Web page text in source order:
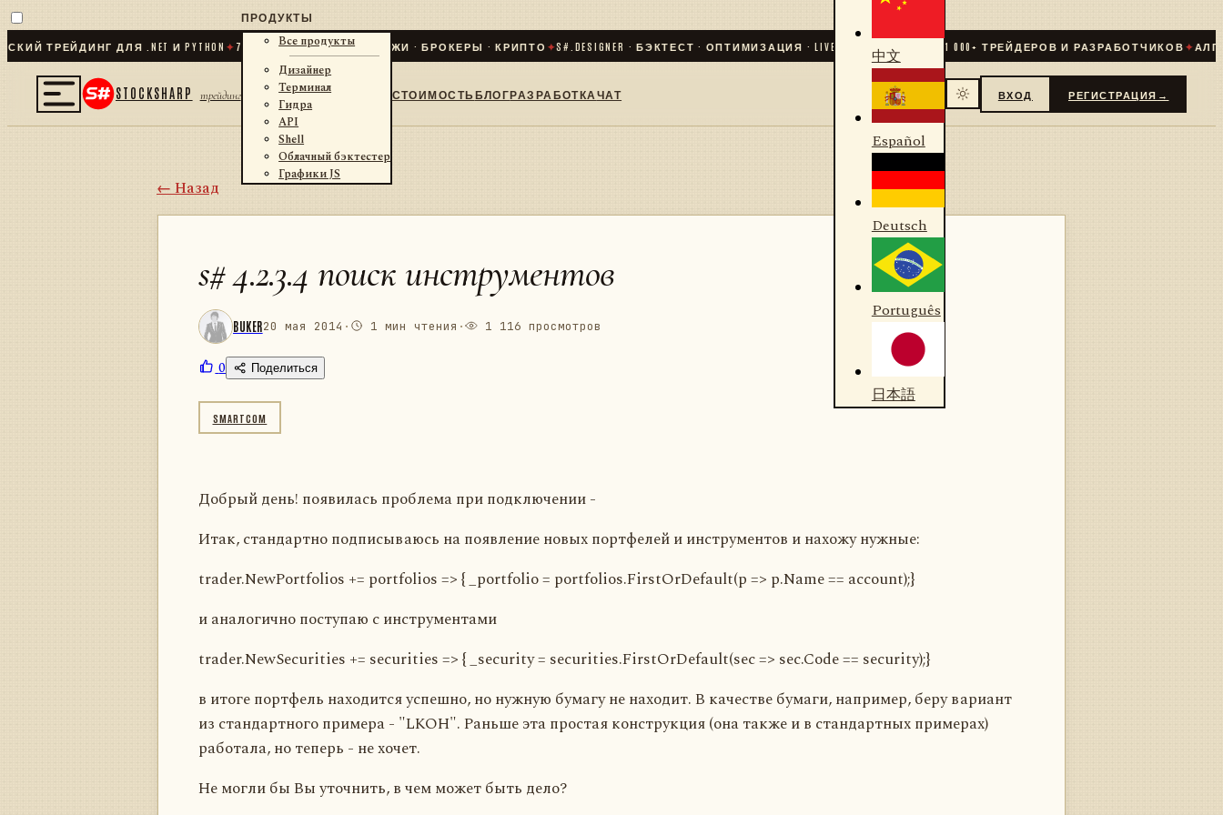
ДЛЯ .NET И PYTHON ✦70+ КОННЕКТОРОВ · БИРЖИ · БРОКЕРЫ · КРИПТО✦S#.DESIGNER · БЭКТЕСТ · ОПТИМИЗАЦИЯ · LIVE ✦ СООБЩЕСТВО + ТРЕЙДЕРОВ И РАЗРАБОТЧИКОВ✦
STOCKSHARP трейдинг
ПРОДУКТЫ
Все продукты
Дизайнер
Терминал
Гидра
API
Shell
Облачный бэктестер
Графики JS
СТОИМОСТЬБЛОГРАЗРАБОТКАЧАТ
中文
Español
Deutsch
Português
日本語
ВХОД РЕГИСТРАЦИЯ →
← Назад
s# 4.2.3.4 поиск инструментов
BUKER20 мая 2014 · 1 мин чтения · 1 116 просмотров
0 Поделиться
SMARTCOM
Добрый день! появилась проблема при подключении -
Итак, стандартно подписываюсь на появление новых портфелей и инструментов и нахожу нужные:
trader.NewPortfolios += portfolios => { _portfolio = portfolios.FirstOrDefault(p => p.Name == account);}
и аналогично поступаю с инструментами
trader.NewSecurities += securities => { _security = securities.FirstOrDefault(sec => sec.Code == security);}
в итоге портфель находится успешно, но нужную бумагу не находит. В качестве бумаги, например, беру вариант
из стандартного примера - "LKOH". Раньше эта простая конструкция (она также и в стандартных примерах)
работала, но теперь - не хочет.
Не могли бы Вы уточнить, в чем может быть дело?